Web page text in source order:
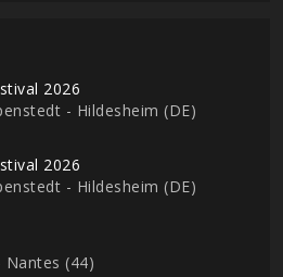
2026
- Hildesheim (DE)
2026
- Hildesheim (DE)
Nantes (44)